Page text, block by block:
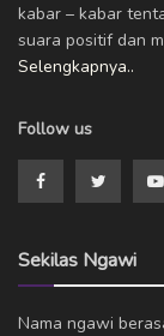
kabar – kabar
suara positif dan
Selengkapnya..
Follow us
Sekilas Ngawi
Nama ngawi